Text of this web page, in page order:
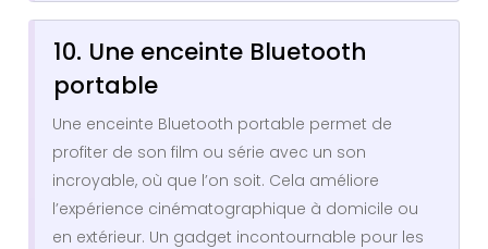
10. Une enceinte Bluetooth
portable
Une enceinte Bluetooth portable permet de
profiter de son film ou série avec un son
incroyable, où que l’on soit. Cela améliore
l’expérience cinématographique à domicile ou
en extérieur. Un gadget incontournable pour les